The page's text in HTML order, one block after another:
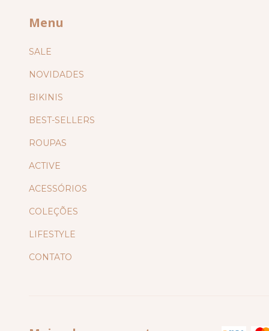
Menu
SALE
NOVIDADES
BIKINIS
BEST-SELLERS
ROUPAS
ACTIVE
ACESSÓRIOS
COLEÇÕES
LIFESTYLE
CONTATO